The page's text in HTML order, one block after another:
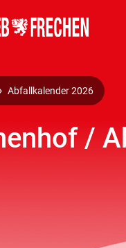
Abfallkalender 2026
/